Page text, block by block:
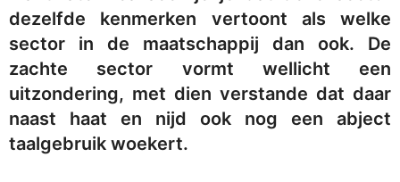
dezelfde kenmerken vertoont als welke
sector in de maatschappij dan ook. De
zachte sector vormt wellicht een
uitzondering, met dien verstande dat daar
naast haat en nijd ook nog een abject
taalgebruik woekert.